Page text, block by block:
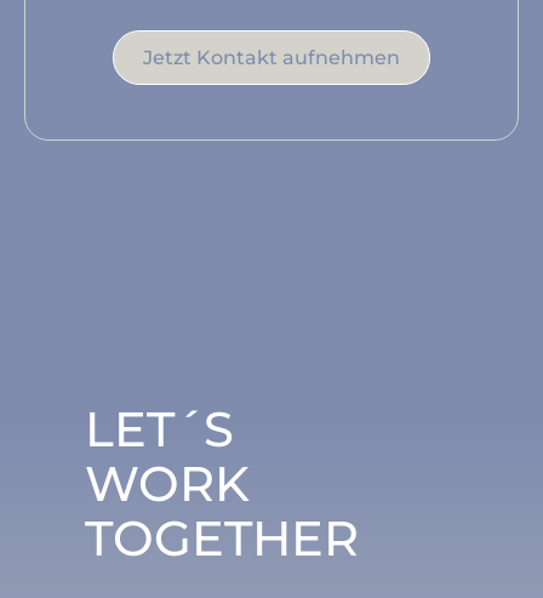
Jetzt Kontakt aufnehmen
LET´S
WORK
TOGETHER